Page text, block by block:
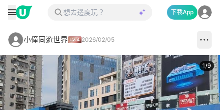
下載App
小僮同遊世界 2026/02/05
1/9